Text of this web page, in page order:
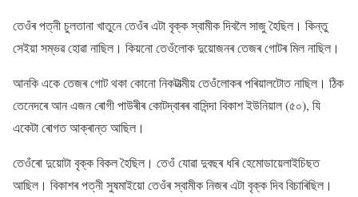
তেওঁৰ পত্নী চুলতানা খাতুনে তেওঁৰ এটা বৃক্ক স্বামীক দিবলৈ সাজু হৈছিল। কিন্তু
সেইয়া সম্ভৱ হোৱা নাছিল। কিয়নো তেওঁলোক দুয়োজনৰ তেজৰ গোটৰ মিল নাছিল।
আনকি একে তেজৰ গোট থকা কোনো নিকটাত্মীয় তেওঁলোকৰ পৰিয়ালটোত নাছিল। ঠিক
তেনেদৰে আন এজন ৰোগী পাউৰীৰ কোটদ্বাৰৰ বাসিন্দা বিকাশ ইউনিয়াল (৫০), যি
একেটা ৰোগত আক্ৰান্ত আছিল।
তেওঁৰো দুয়োটা বৃক্ক বিকল হৈছিল। তেওঁ যোৱা দুবছৰ ধৰি হেমোডায়েলাইচিছত
আছিল। বিকাশৰ পত্নী সুষমাইয়ো তেওঁৰ স্বামীক নিজৰ এটা বৃক্ক দিব বিচাৰিছিল।